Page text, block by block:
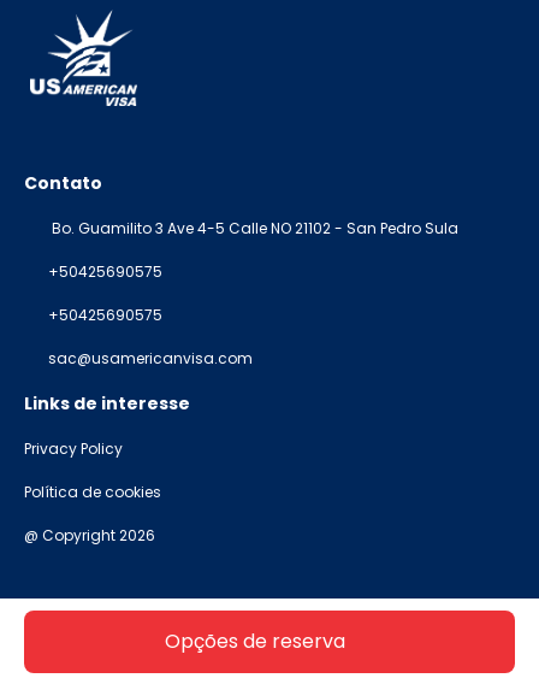
Opções de reserva
Contato
Bo. Guamilito 3 Ave 4-5 Calle NO 21102 - San Pedro Sula
+50425690575
+50425690575
sac@usamericanvisa.com
Links de interesse
Privacy Policy
Política de cookies
@ Copyright 2026